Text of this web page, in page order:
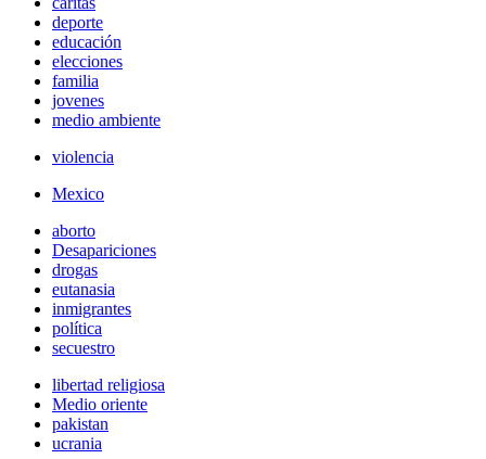
deporte
educación
elecciones
familia
jovenes
medio ambiente
violencia
Mexico
aborto
Desapariciones
drogas
eutanasia
inmigrantes
política
secuestro
libertad religiosa
Medio oriente
pakistan
ucrania